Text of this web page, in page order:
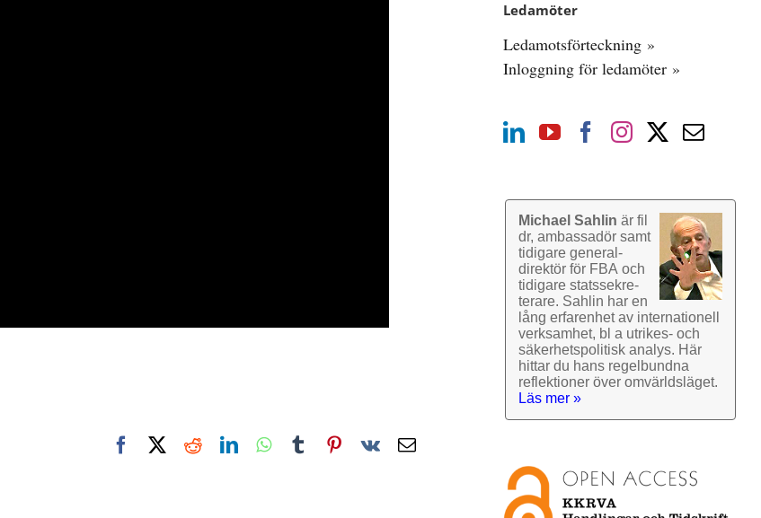
FacebookRedditLinkedInWhatsApp
TumblrPinterest
Vk
E-
Ledamöter
Ledamotsförteckning »
Inloggning för ledamöter »
Michael Sahlin är fil
dr, ambassadör samt
tidigare general­
direktör för FBA och
tidigare stats­sekre­
terare. Sahlin har en
lång erfarenhet av inter­nationell
verk­samhet, bl a utrikes- och
säkerhets­politisk analys. Här
hittar du hans regel­bundna
reflek­tioner över omvärlds­läget.
Läs mer »